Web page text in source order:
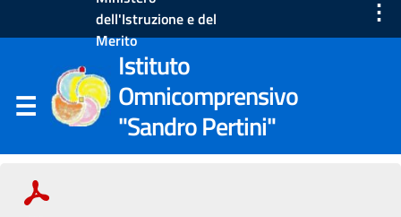
dell'Istruzione e del
Merito
⋮
Istituto
Omnicomprensivo
"Sandro Pertini"